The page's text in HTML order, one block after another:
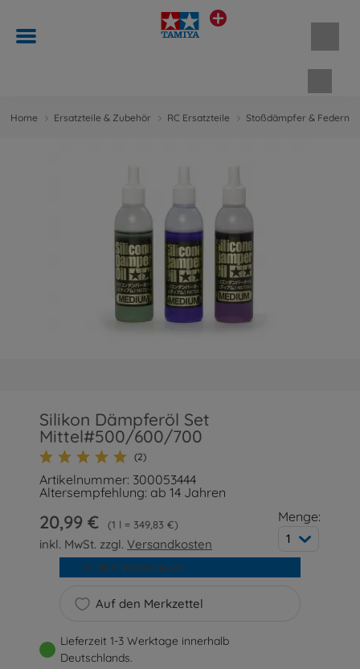
Home Ersatzteile & Zubehör RC Ersatzteile Stoßdämpfer & Federn
Silikon Dämpferöl Set
Mittel#500/600/700
(2)
Artikelnummer: 300053444
Altersempfehlung: ab 14 Jahren
20,99 € 1 l = 349,83 €
inkl. MwSt. zzgl.Versandkosten
Menge:
1
Auf den Merkzettel
In den Warenkorb
Lieferzeit 1-3 Werktage innerhalb
Deutschlands.